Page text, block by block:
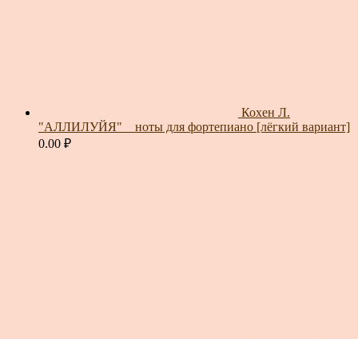
Кохен Л.
"АЛЛИЛУЙЯ" _ ноты для фортепиано [лёгкий вариант]
0.00 ₽